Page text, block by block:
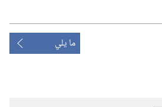
ما يلي